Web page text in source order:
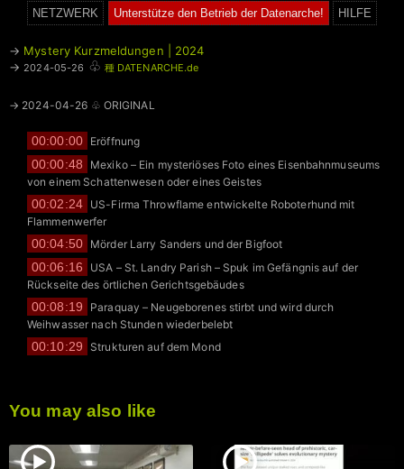
NETZWERK Unterstütze den Betrieb der Datenarche! HILFE
→ Mystery Kurzmeldungen | 2024
→ 2024-05-26 ♧ 種 DATENARCHE.de
→ 2024-04-26 ♧ ORIGINAL
00:00:00 Eröffnung
00:00:48
Mexiko – Ein mysteriöses Foto eines Eisenbahnmuseums
von einem Schattenwesen oder eines Geistes
00:02:24
US-Firma Throwflame entwickelte Roboterhund mit
Flammenwerfer
00:04:50 Mörder Larry Sanders und der Bigfoot
00:06:16
USA – St. Landry Parish – Spuk im Gefängnis auf der
Rückseite des örtlichen Gerichtsgebäudes
00:08:19
Paraquay – Neugeborenes stirbt und wird durch
Weihwasser nach Stunden wiederbelebt
00:10:29 Strukturen auf dem Mond
You may also like